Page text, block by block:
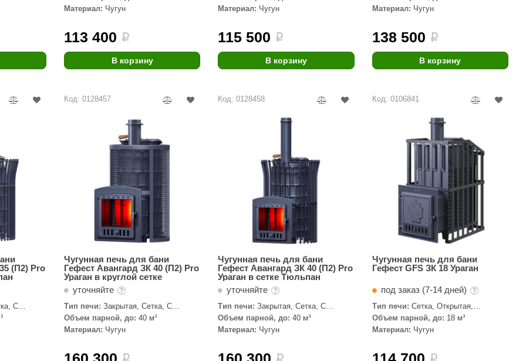
Материал: Чугун
113 400 i
В корзину
Материал: Чугун
115 500 i
В корзину
Материал: Чугун
138 500 i
В корзину
(П2) Pro
С
Код: 0128457
Чугунная печь для бани
Гефест Авангард ЗК 40 (П2) Pro
Ураган в круглой сетке
уточняйте
Тип печи: Закрытая, Сетка, С
паровой пушкой
Объем парной, до: 40 м³
Материал: Чугун
i
Код: 0128458
Чугунная печь для бани
Гефест Авангард ЗК 40 (П2) Pro
Ураган в сетке Тюльпан
уточняйте
Тип печи: Закрытая, Сетка, С
паровой пушкой
Объем парной, до: 40 м³
Материал: Чугун
i
Код: 0106841
Чугунная печь для бани
Гефест GFS ЗК 18 Ураган
под заказ (7-14 дней)
Тип печи: Сетка, Открытая,
Закрытая
Объем парной, до: 18 м³
Материал: Чугун
i